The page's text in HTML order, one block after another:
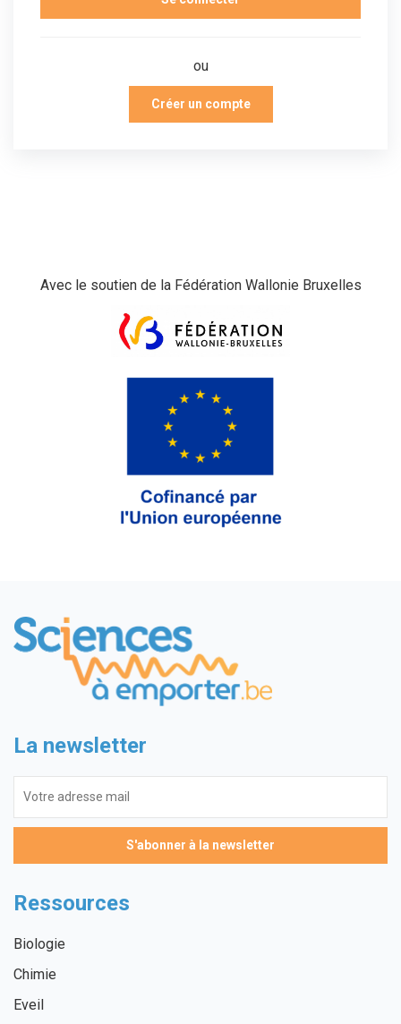
ou
Créer un compte
Avec le soutien de la Fédération Wallonie Bruxelles
La newsletter
Ressources
Biologie
Chimie
Eveil